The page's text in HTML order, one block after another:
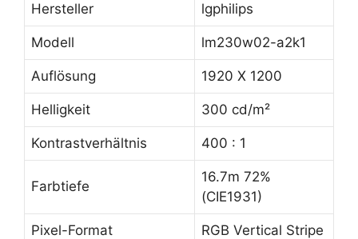
Hersteller lgphilips
Modell lm230w02-a2k1
Auflösung 1920 X 1200
Helligkeit 300 cd/m²
Kontrastverhältnis 400 : 1
Farbtiefe
16.7m 72%
(CIE1931)
Pixel-Format RGB Vertical Stripe